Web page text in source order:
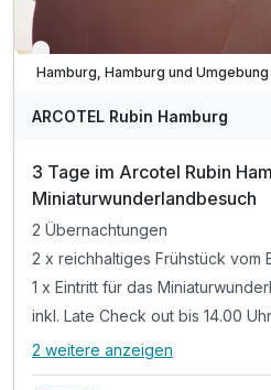
Verfügbar bis November
Hamburg, Hamburg und Umgebung
ARCOTEL Rubin Hamburg
3 Tage im Arcotel Rubin
Miniaturwunderlandbesuch
2 Übernachtungen
2 x reichhaltiges Frühstück vom
1 x Eintritt für das
inkl. Late Check out bis 14.00 Uhr
Alle Inklusivleistungen
2 weitere anzeigen